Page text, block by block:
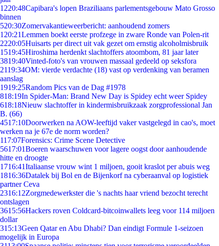
1220:48Capibara's lopen Braziliaans parlementsgebouw Mato Grosso
binnen
520:30Zomervakantieweerbericht: aanhoudend zomers
1 20:21Lemmen boekt eerste profzege in zware Ronde van Polen-rit
2220:05Huisarts per direct uit vak gezet om ernstig alcoholmisbruik
1519:45Hiroshima herdenkt slachtoffers atoombom, 81 jaar later
3819:40Vinted-foto's van vrouwen massaal gedeeld op seksfora
2119:34OM: vierde verdachte (18) vast op verdenking van beramen
aanslag
1919:25Random Pics van de Dag #1978
818:19In Spider-Man: Brand New Day is Spidey echt weer Spidey
618:18Nieuw slachtoffer in kindermisbruikzaak zorgprofessional Jan
B. (66)
4517:10Doorwerken na AOW-leeftijd vaker vastgelegd in cao's, moet
werken na je 67e de norm worden?
117:07Forensics: Crime Scene Detective
5617:01Boeren waarschuwen voor lagere oogst door aanhoudende
hitte en droogte
1716:41Italiaanse vrouw wint 1 miljoen, gooit kraslot per abuis weg
1816:36Datalek bij Bol en de Bijenkorf na cyberaanval op logistiek
partner Ceva
2316:12Zorgmedewerkster die 's nachts haar vriend bezocht terecht
ontslagen
3615:56Hackers roven Coldcard-bitcoinwallets leeg voor 114 miljoen
dollar
315:13Geen Qatar en Abu Dhabi? Dan eindigt Formule 1-seizoen
mogelijk in Europa